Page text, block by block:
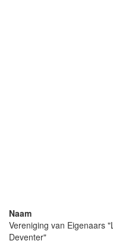
Naam
Vereniging van Eigenaars
Deventer"